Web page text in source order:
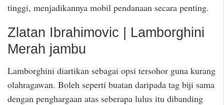
tinggi, menjadikannya mobil pendanaan secara penting.
Zlatan Ibrahimovic | Lamborghini
Merah jambu
Lamborghini diartikan sebagai opsi tersohor guna kurang
olahragawan. Boleh seperti buatan daripada tag biji sama
dengan penghargaan atas seberapa lulus itu dibanding